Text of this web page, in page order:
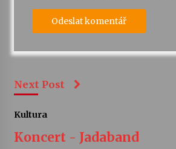
Next Post
Kultura
Koncert - Jadaband